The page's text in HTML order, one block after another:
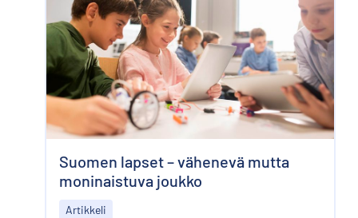
Suomen lapset – vähenevä mutta
moninaistuva joukko
Artikkeli